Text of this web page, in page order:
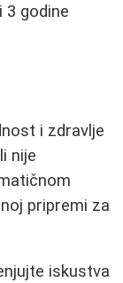
3 godine
i zdravlje
nije
pripremi za
iskustva